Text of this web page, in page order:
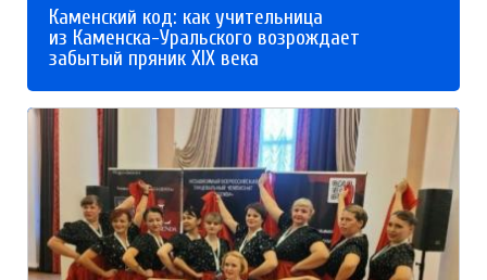
Каменский код: как учительница
из Каменска-Уральского возрождает
забытый пряник XIX века